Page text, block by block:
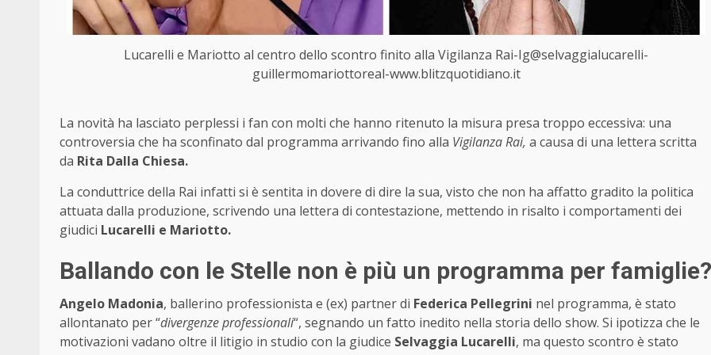
Lucarelli e Mariotto al centro dello scontro finito alla Vigilanza Rai-Ig@selvaggialucarelli-
guillermomariottoreal-www.blitzquotidiano.it
La novità ha lasciato perplessi i fan con molti che hanno ritenuto la misura presa troppo eccessiva: una
controversia che ha sconfinato dal programma arrivando fino alla Vigilanza Rai, a causa di una lettera scritta
da Rita Dalla Chiesa.
La conduttrice della Rai infatti si è sentita in dovere di dire la sua, visto che non ha affatto gradito la politica
attuata dalla produzione, scrivendo una lettera di contestazione, mettendo in risalto i comportamenti dei
giudici Lucarelli e Mariotto.
Ballando con le Stelle non è più un programma per famiglie?
Angelo Madonia, ballerino professionista e (ex) partner di Federica Pellegrini nel programma, è stato
allontanato per “divergenze professionali“, segnando un fatto inedito nella storia dello show. Si ipotizza che le
motivazioni vadano oltre il litigio in studio con la giudice Selvaggia Lucarelli, ma questo scontro è stato